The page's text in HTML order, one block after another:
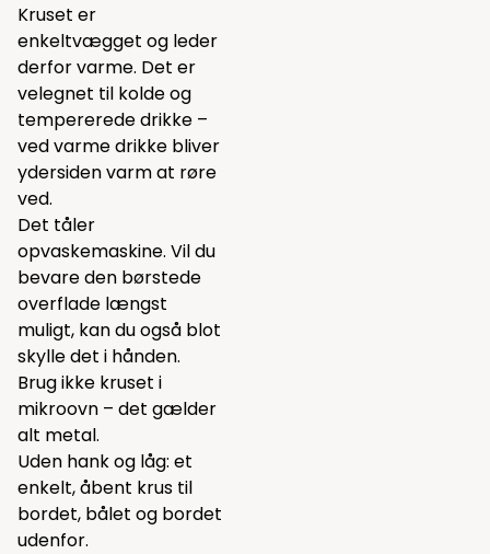
Kruset er
enkeltvægget og leder
derfor varme. Det er
velegnet til kolde og
tempererede drikke –
ved varme drikke bliver
ydersiden varm at røre
ved.
Det tåler
opvaskemaskine. Vil du
bevare den børstede
overflade længst
muligt, kan du også blot
skylle det i hånden.
Brug ikke kruset i
mikroovn – det gælder
alt metal.
Uden hank og låg: et
enkelt, åbent krus til
bordet, bålet og bordet
udenfor.